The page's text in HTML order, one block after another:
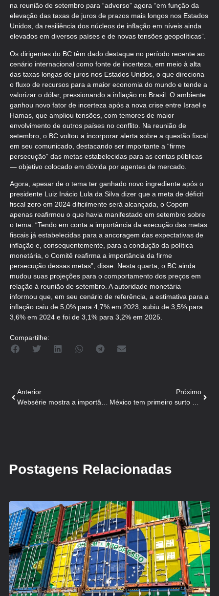
na reunião de setembro para “adverso” agora “em função da
elevação das taxas de juros de prazos mais longos nos Estados
Unidos, da resiliência dos núcleos de inflação em níveis ainda
elevados em diversos países e de novas tensões geopolíticas”.
Os dirigentes do BC têm dado destaque no período recente ao
cenário internacional como fonte de incerteza, em meio à alta
das taxas longas de juros nos Estados Unidos, o que direciona
o fluxo de recursos para a maior economia do mundo e tende a
valorizar o dólar, pressionando a inflação no Brasil. O ambiente
ganhou novo fator de incerteza após a nova crise entre Israel e
Hamas, que ampliou tensões, com temores de maior
envolvimento de outros países no conflito. Na reunião de
setembro, o BC voltou a incorporar alerta sobre a questão fiscal
em seu comunicado, destacando ser importante a “firme
persecução” das metas estabelecidas para as contas públicas
— objetivo colocado em dúvida por agentes de mercado.
Agora, apesar de o tema ter ganhado novo ingrediente após o
presidente Luiz Inácio Lula da Silva dizer que a meta de déficit
fiscal zero em 2024 dificilmente será alcançada, o Copom
apenas reafirmou o que havia manifestado em setembro sobre
o tema. “Tendo em conta a importância da execução das metas
fiscais já estabelecidas para a ancoragem das expectativas de
inflação e, consequentemente, para a condução da política
monetária, o Comitê reafirma a importância da firme
persecução dessas metas”, disse. Nesta quarta, o BC ainda
mudou suas projeções para o comportamento dos preços em
relação à reunião de setembro. A autoridade monetária
informou que, em seu cenário de referência, a estimativa para a
inflação caiu de 5,0% para 4,7% em 2023, subiu de 3,5% para
3,6% em 2024 e foi de 3,1% para 3,2% em 2025.
Compartilhe:
Anterior
Websérie mostra a importância das atividades do Dia Estadual do Porco!
Próximo
México tem primeiro surto de Gripe Aviária H5N1 em granjas
Postagens Relacionadas